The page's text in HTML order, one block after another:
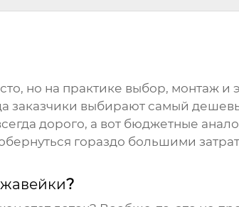
но на практике выбор, монтаж и
заказчики выбирают самый
дорого, а вот бюджетные
гораздо большими
?